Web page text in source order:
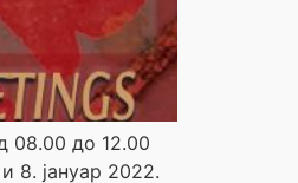
08.00 до 12.00
8. јануар 2022.